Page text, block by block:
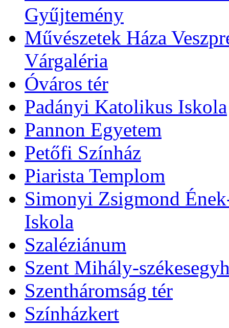
Gyűjtemény
Művészetek Háza
Várgaléria
Óváros tér
Padányi Katolikus Iskola
Pannon Egyetem
Petőfi Színház
Piarista Templom
Simonyi Zsigmond
Iskola
Szaléziánum
Szent Mihály-
Szentháromság tér
Színházkert